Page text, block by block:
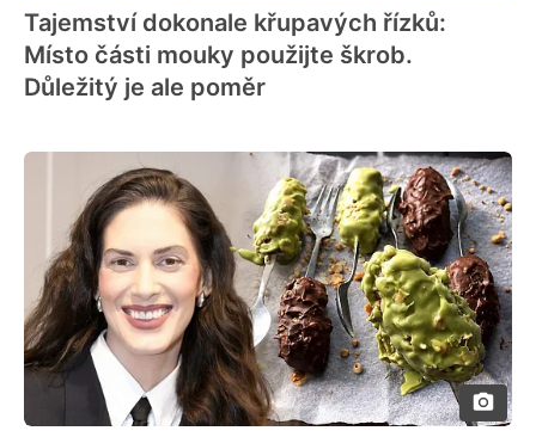
Tajemství dokonale křupavých řízků:
Místo části mouky použijte škrob.
Důležitý je ale poměr